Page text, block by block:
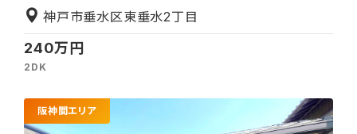
240万円
2DK
神戸市垂水区東垂水2丁目
阪神間エリア